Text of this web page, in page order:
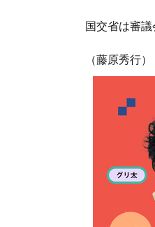
国交省は審
（藤原秀行）